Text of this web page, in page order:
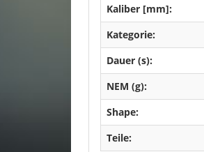
Kaliber [mm]:
Kategorie:
Dauer (s):
NEM (g):
Shape:
Teile: